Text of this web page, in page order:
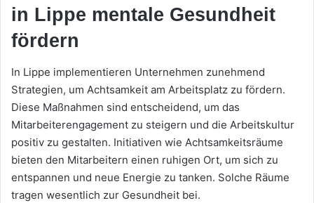
in Lippe mentale Gesundheit
fördern
In Lippe implementieren Unternehmen zunehmend
Strategien, um Achtsamkeit am Arbeitsplatz zu fördern.
Diese Maßnahmen sind entscheidend, um das
Mitarbeiterengagement zu steigern und die Arbeitskultur
positiv zu gestalten. Initiativen wie Achtsamkeitsräume
bieten den Mitarbeitern einen ruhigen Ort, um sich zu
entspannen und neue Energie zu tanken. Solche Räume
tragen wesentlich zur Gesundheit bei.